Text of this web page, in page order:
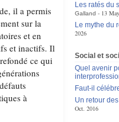
il a permis
sur la
et en
et inactifs. Il
ce qui
à
Les ratés du
Galland
13
Le mythe du
2026
Social et
Quel avenir
Faut-il
Un retour
Oct. 2016